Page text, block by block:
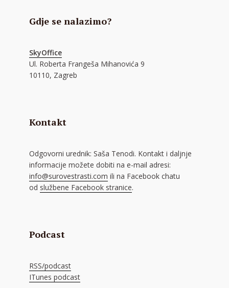
Gdje se nalazimo?
SkyOffice
Ul. Roberta Frangeša Mihanovića 9
10110, Zagreb
Kontakt
Odgovorni urednik: Saša Tenodi. Kontakt i daljnje
informacije možete dobiti na e-mail adresi:
info@surovestrasti.com ili na Facebook chatu
od službene Facebook stranice.
Podcast
RSS/podcast
ITunes podcast